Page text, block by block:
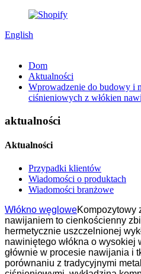
English
Dom
Aktualności
Wprowadzenie do budowy i
ciśnieniowych z włókien
aktualności
Aktualności
Przypadki klientów
Wiadomości o produktach
Wiadomości branżowe
Włókno węgloweKompozytowy
nawijaniem to cienkościenny
hermetycznie uszczelnionej
nawiniętego włókna o wysokiej
głównie w procesie nawijania i
porównaniu z tradycyjnymi